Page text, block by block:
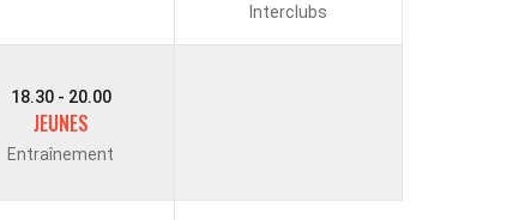
Interclubs
18.30 - 20.00
JEUNES
Entraînement